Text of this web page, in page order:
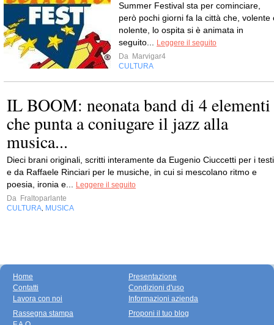
Summer Festival sta per cominciare,
però pochi giorni fa la città che, volente
nolente, lo ospita si è animata in
seguito...
Leggere il seguito
Da Marvigar4
CULTURA
IL BOOM: neonata band di 4 elementi
che punta a coniugare il jazz alla
musica...
Dieci brani originali, scritti interamente da Eugenio Ciuccetti per i testi
e da Raffaele Rinciari per le musiche, in cui si mescolano ritmo e
poesia, ironia e...
Leggere il seguito
Da Fraltoparlante
CULTURA MUSICA
Home
Contatti
Lavora con noi
Presentazione
Condizioni d'uso
Informazioni azienda
Rassegna stampa
Proponi il tuo blog